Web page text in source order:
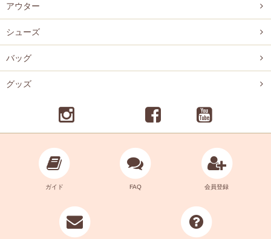
アウター
シューズ
バッグ
グッズ
ガイド FAQ 会員登録